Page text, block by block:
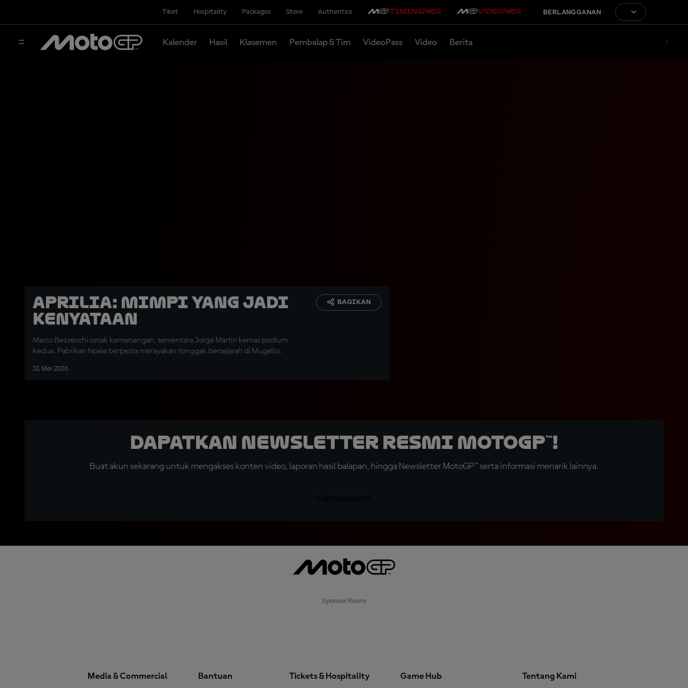
Tiket Hospitality Packages Store Authentics BERLANGGANAN
Kalender Hasil Klasemen Pembalap & Tim VideoPass Video Berita
Aprilia: Mimpi yang Jadi
Kenyataan
Marco Bezzecchi cetak kemenangan, sementara Jorge Martin kemas podium
kedua. Pabrikan Noale berpesta merayakan tonggak bersejarah di Mugello.
31 Mei 2026
BAGIKAN
Dapatkan Newsletter Resmi MotoGP™!
Buat akun sekarang untuk mengakses konten video, laporan hasil balapan, hingga Newsletter MotoGP™ serta informasi menarik lainnya.
Sponsor Resmi
Media & Commercial Bantuan Tickets & Hospitality Game Hub Tentang Kami